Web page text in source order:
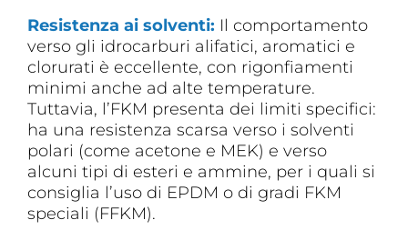
Resistenza ai solventi: Il comportamento
verso gli idrocarburi alifatici, aromatici e
clorurati è eccellente, con rigonfiamenti
minimi anche ad alte temperature.
Tuttavia, l’FKM presenta dei limiti specifici:
ha una resistenza scarsa verso i solventi
polari (come acetone e MEK) e verso
alcuni tipi di esteri e ammine, per i quali si
consiglia l’uso di EPDM o di gradi FKM
speciali (FFKM).